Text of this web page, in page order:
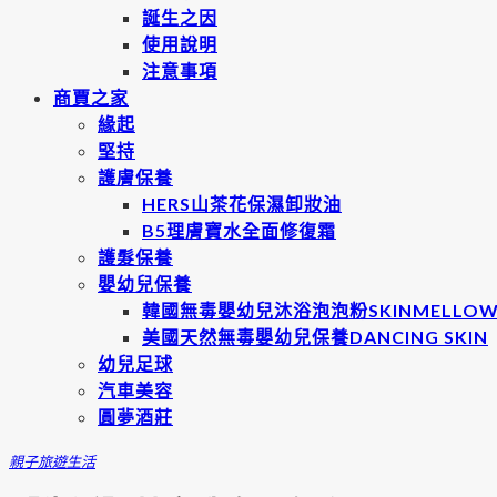
誕生之因
使用說明
注意事項
商賈之家
緣起
堅持
護膚保養
HERS山茶花保濕卸妝油
B5理膚寶水全面修復霜
護髮保養
嬰幼兒保養
韓國無毒嬰幼兒沐浴泡泡粉
美國天然無毒嬰幼兒保養DANCING SKIN
幼兒足球
汽車美容
圓夢酒莊
親子旅遊生活